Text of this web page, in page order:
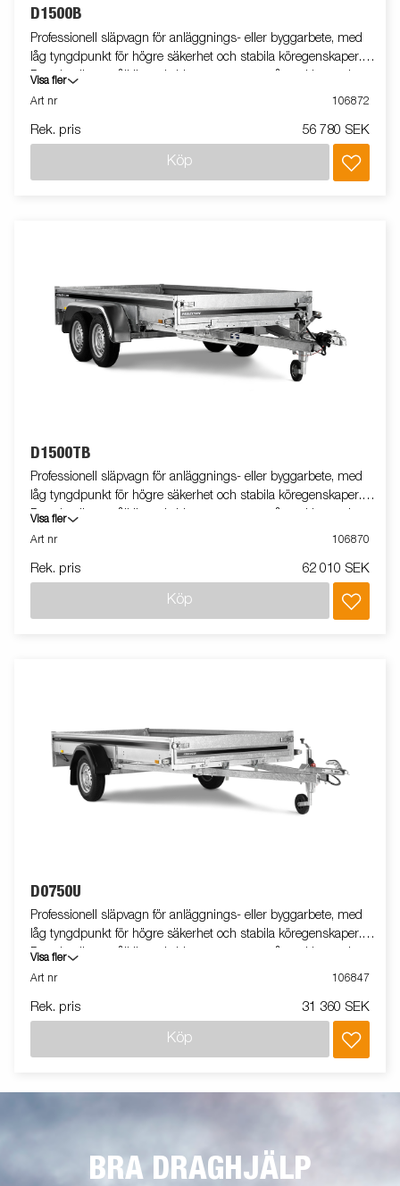
D1500B
Professionell släpvagn för anläggnings- eller byggarbete, med
låg tyngdpunkt för högre säkerhet och stabila köregenskaper.
D-serien är ett pålitligt val vid transport av småmaskiner och
smidig vid lastning och lossning. Vagnen på bilden kan vara
Visa fler
Art nr
106872
Rek. pris 56 780 SEK
Köp
D1500TB
Professionell släpvagn för anläggnings- eller byggarbete, med
låg tyngdpunkt för högre säkerhet och stabila köregenskaper.
D-serien är ett pålitligt val vid transport av småmaskiner och
smidig vid lastning och lossning. Vagnen på bilden kan vara
Visa fler
Art nr
106870
Rek. pris 62 010 SEK
Köp
D0750U
Professionell släpvagn för anläggnings- eller byggarbete, med
låg tyngdpunkt för högre säkerhet och stabila köregenskaper.
D-serien är ett pålitligt val vid transport av småmaskiner och
smidig vid lastning och lossning. Utrustad med tippfunktion.
Visa fler
Art nr
106847
Rek. pris 31 360 SEK
Köp
BRA DRAGHJÄLP